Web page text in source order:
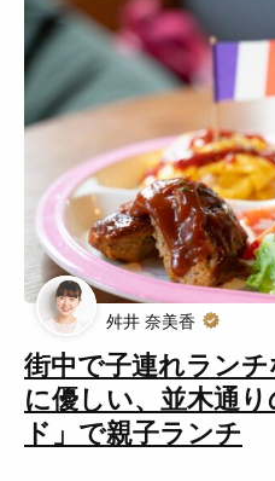
街中で子連れラン
に優しい、並木通
ド」で親子ランチ
舛井 奈美香